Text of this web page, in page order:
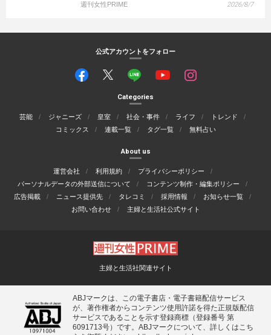
週刊女性PRIME 2026/8/7
公式アカウントをフォロー
Categories
芸能 ジャニーズ 皇室 社会・事件 ライフ
トレンド
コミックス
連載一覧 タグ一覧 無料占い
About us
運営会社 利用規約
プライバシーポリシー
パーソナルデータの外部送信について
コンテンツ制作・編集ポリシー
広告掲載
ニュース提供先 タレコミ 採用情報
お知らせ一覧
お問い合わせ
主婦と生活社公式サイト
主婦と生活社関連サイト
ABJマークは、この電子書店・電子書籍配信サービス
が、著作権者からコンテンツ使用許諾を得た正規版配信
サービスであることを示す登録商標（登録番号 第
6091713号）です。ABJマークについて、詳しくはこち